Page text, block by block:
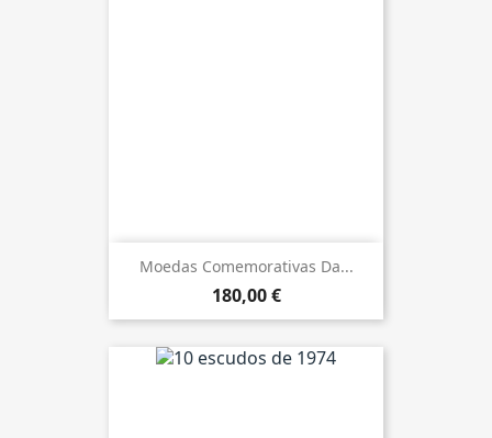
Moedas Comemorativas Da...
180,00 €